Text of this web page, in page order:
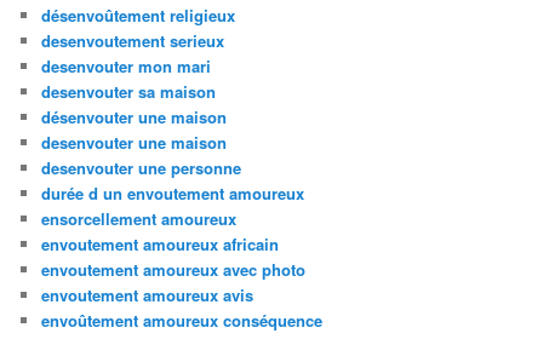
désenvoûtement religieux
desenvoutement serieux
desenvouter mon mari
desenvouter sa maison
désenvouter une maison
desenvouter une maison
desenvouter une personne
durée d un envoutement amoureux
ensorcellement amoureux
envoutement amoureux africain
envoutement amoureux avec photo
envoutement amoureux avis
envoûtement amoureux conséquence